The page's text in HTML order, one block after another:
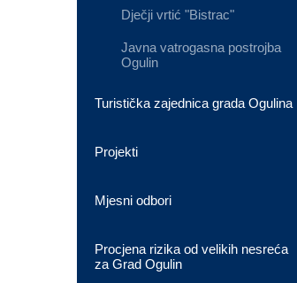
Dječji vrtić "Bistrac"
Javna vatrogasna postrojba
Ogulin
Turistička zajednica grada Ogulina
Projekti
Mjesni odbori
Procjena rizika od velikih nesreća
za Grad Ogulin